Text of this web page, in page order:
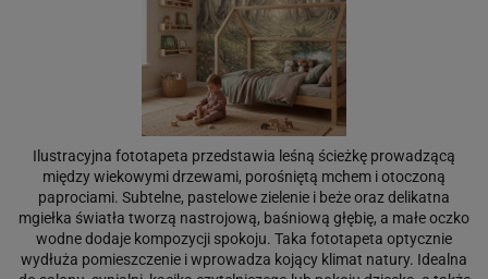
Ilustracyjna fototapeta przedstawia leśną ścieżkę prowadzącą
między wiekowymi drzewami, porośniętą mchem i otoczoną
paprociami. Subtelne, pastelowe zielenie i beże oraz delikatna
mgiełka światła tworzą nastrojową, baśniową głębię, a małe oczko
wodne dodaje kompozycji spokoju. Taka fototapeta optycznie
wydłuża pomieszczenie i wprowadza kojący klimat natury. Idealna